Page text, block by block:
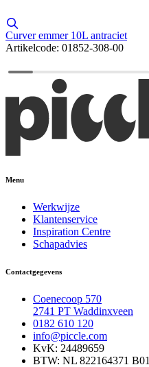
Curver emmer 10L antraciet
Artikelcode: 01852-308-00
Menu
Werkwijze
Klantenservice
Inspiration Centre
Schapadvies
Contactgegevens
Coenecoop 570
2741 PT Waddinxveen
0182 610 120
info@piccle.com
KvK: 24489659
BTW: NL 822164371 B01